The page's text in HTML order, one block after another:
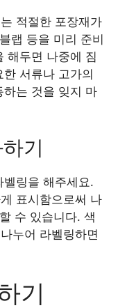
적절한 포장재가
랩 등을 미리 준비
해두면 나중에 짐
서류나 고가의
하는 것을 잊지 마
기
링을 해주세요.
표시함으로써 나
수 있습니다. 색
누어 라벨링하면
기